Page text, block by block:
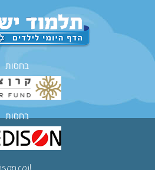
בחסות
בחסות